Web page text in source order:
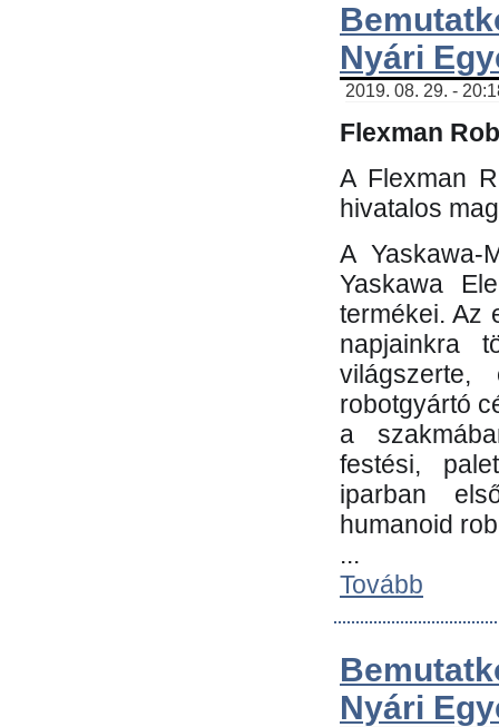
Nyári
2019. 08. 29. -
Flexman
A Flexman
hivatalos
A Yaskawa-
Yaskawa
termékei. Az
napjainkra
robotgyártó
a
festési,
iparban
humanoid
...
Tovább
Nyári